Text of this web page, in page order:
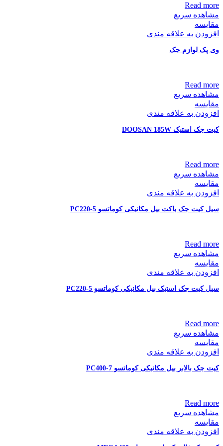
Read more
مشاهده سریع
مقایسه
افزودن به علاقه مندی
وی پک لوازم جک
Read more
مشاهده سریع
مقایسه
افزودن به علاقه مندی
کیت جک استیک DOOSAN 185W
Read more
مشاهده سریع
مقایسه
افزودن به علاقه مندی
سیل کیت جک باکت بیل مکانیکی کوماتسو PC220-5
Read more
مشاهده سریع
مقایسه
افزودن به علاقه مندی
سیل کیت جک استیک بیل مکانیکی کوماتسو PC220-5
Read more
مشاهده سریع
مقایسه
افزودن به علاقه مندی
کیت جک بالابر بیل مکانیکی کوماتسو PC400-7
Read more
مشاهده سریع
مقایسه
افزودن به علاقه مندی